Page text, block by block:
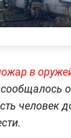
в
человек